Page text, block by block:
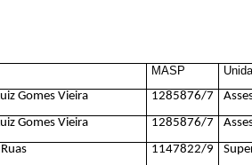
MASP
Gomes Vieira
1285876/7
Gomes Vieira
1285876/7
1147822/9